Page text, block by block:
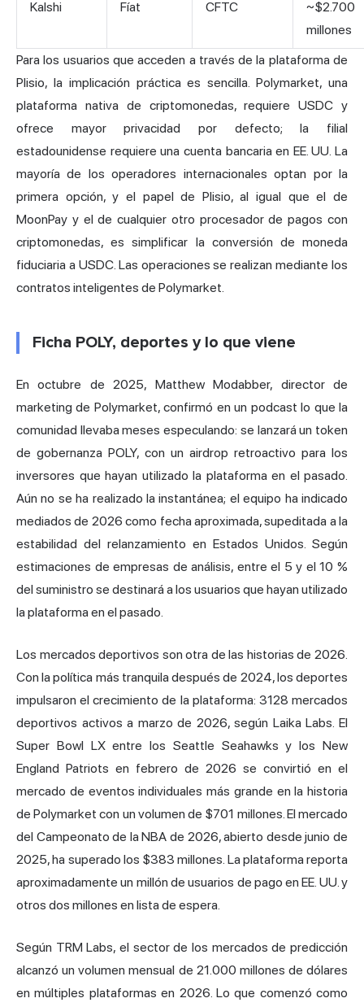
Kalshi Fíat CFTC
~$2.700
millones
Para los usuarios que acceden a través de la plataforma de
Plisio, la implicación práctica es sencilla. Polymarket, una
plataforma nativa de criptomonedas, requiere USDC y
ofrece mayor privacidad por defecto; la filial
estadounidense requiere una cuenta bancaria en EE. UU. La
mayoría de los operadores internacionales optan por la
primera opción, y el papel de Plisio, al igual que el de
MoonPay y el de cualquier otro procesador de pagos con
criptomonedas, es simplificar la conversión de moneda
fiduciaria a USDC. Las operaciones se realizan mediante los
contratos inteligentes de Polymarket.
Ficha POLY, deportes y lo que viene
En octubre de 2025, Matthew Modabber, director de
marketing de Polymarket, confirmó en un podcast lo que la
comunidad llevaba meses especulando: se lanzará un token
de gobernanza POLY, con un airdrop retroactivo para los
inversores que hayan utilizado la plataforma en el pasado.
Aún no se ha realizado la instantánea; el equipo ha indicado
mediados de 2026 como fecha aproximada, supeditada a la
estabilidad del relanzamiento en Estados Unidos. Según
estimaciones de empresas de análisis, entre el 5 y el 10 %
del suministro se destinará a los usuarios que hayan utilizado
la plataforma en el pasado.
Los mercados deportivos son otra de las historias de 2026.
Con la política más tranquila después de 2024, los deportes
impulsaron el crecimiento de la plataforma: 3128 mercados
deportivos activos a marzo de 2026, según Laika Labs. El
Super Bowl LX entre los Seattle Seahawks y los New
England Patriots en febrero de 2026 se convirtió en el
mercado de eventos individuales más grande en la historia
de Polymarket con un volumen de $701 millones. El mercado
del Campeonato de la NBA de 2026, abierto desde junio de
2025, ha superado los $383 millones. La plataforma reporta
aproximadamente un millón de usuarios de pago en EE. UU. y
otros dos millones en lista de espera.
Según TRM Labs, el sector de los mercados de predicción
alcanzó un volumen mensual de 21.000 millones de dólares
en múltiples plataformas en 2026. Lo que comenzó como